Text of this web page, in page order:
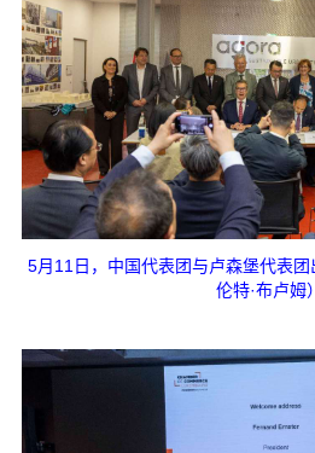
5月11日，中国代表团与卢森堡代表
伦特·布卢姆）